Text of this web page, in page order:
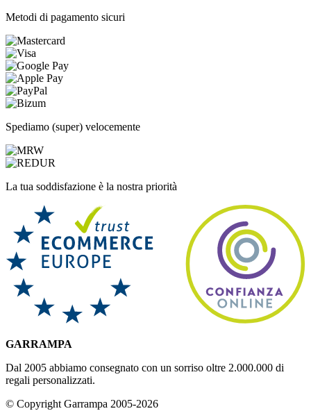
Metodi di pagamento sicuri
Spediamo (super) velocemente
La tua soddisfazione è la nostra priorità
GARRAMPA
Dal 2005 abbiamo consegnato con un sorriso oltre 2.000.000 di
regali personalizzati.
© Copyright Garrampa 2005-2026